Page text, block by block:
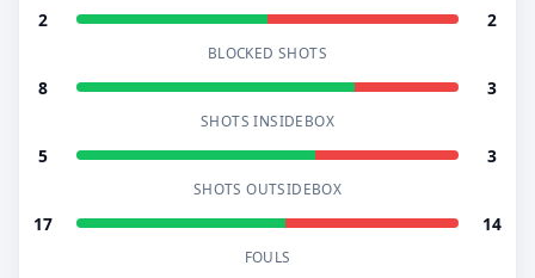
2 2
BLOCKED SHOTS
8 3
SHOTS INSIDEBOX
5 3
SHOTS OUTSIDEBOX
17 14
FOULS